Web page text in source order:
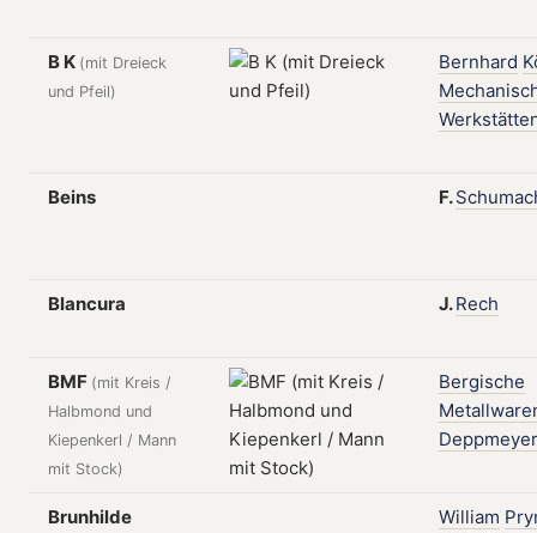
B K (mit Dreieck
und Pfeil)
Bernhard
Beins F.
Blancura J.Rech
BMF (mit Kreis /
Halbmond und
Kiepenkerl / Mann
mit Stock)
Bergische
Deppmeyer
Brunhilde William